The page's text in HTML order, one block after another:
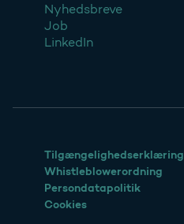
Nyhedsbreve
Job
LinkedIn
Tilgængelighedserklæring
Whistleblowerordning
Persondatapolitik
Cookies